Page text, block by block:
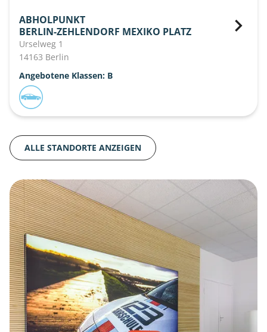
ABHOLPUNKT
BERLIN-ZEHLENDORF MEXIKO PLATZ
Urselweg 1
14163 Berlin
Angebotene Klassen: B
ALLE STANDORTE ANZEIGEN